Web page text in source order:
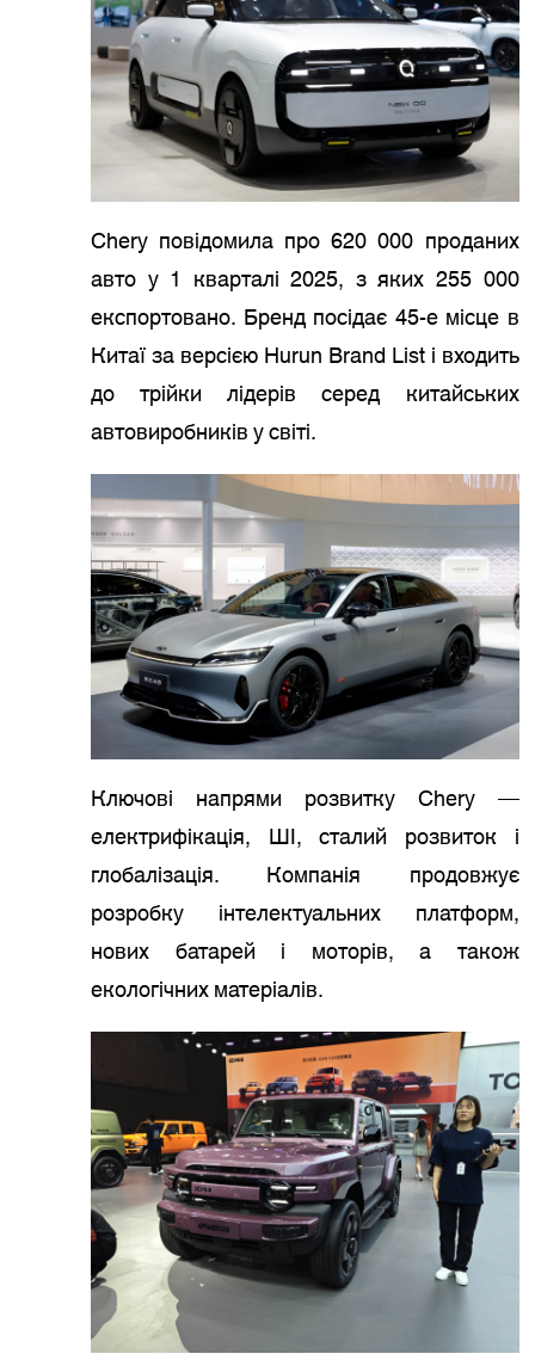
Chery повідомила про 620 000 проданих
авто у 1 кварталі 2025, з яких 255 000
експортовано. Бренд посідає 45-е місце в
Китаї за версією Hurun Brand List і входить
до трійки лідерів серед китайських
автовиробників у світі.
Ключові напрями розвитку Chery —
електрифікація, ШІ, сталий розвиток і
глобалізація. Компанія продовжує
розробку інтелектуальних платформ,
нових батарей і моторів, а також
екологічних матеріалів.